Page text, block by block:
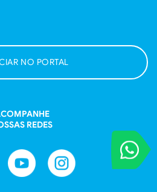
VOCÊ
Entre em
NO PORTAL
REDES